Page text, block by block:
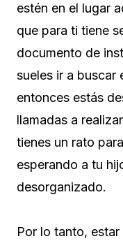
estén en el lugar
que para ti tiene
documento de
sueles ir a buscar
entonces estás
llamadas a
tienes un rato
esperando a tu
desorganizado.
Por lo tanto,